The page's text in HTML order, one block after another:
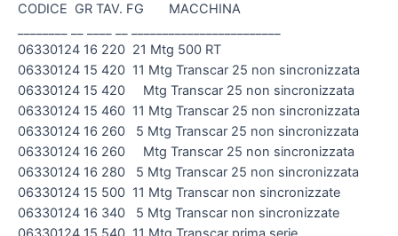
CODICE GR TAV. FG MACCHINA
06330124 16 220 21 Mtg 500 RT
06330124 15 420 11 Mtg Transcar 25 non sincronizzata
06330124 15 420 Mtg Transcar 25 non sincronizzata
06330124 15 460 11 Mtg Transcar 25 non sincronizzata
06330124 16 260 5 Mtg Transcar 25 non sincronizzata
06330124 16 260 Mtg Transcar 25 non sincronizzata
06330124 16 280 5 Mtg Transcar 25 non sincronizzata
06330124 15 500 11 Mtg Transcar non sincronizzate
06330124 16 340 5 Mtg Transcar non sincronizzate